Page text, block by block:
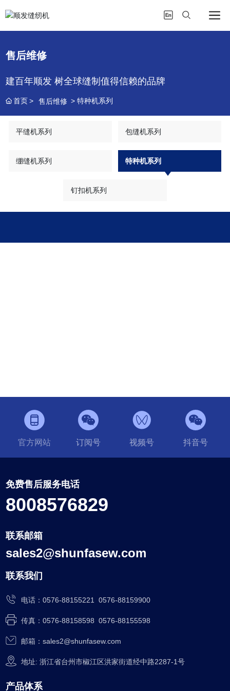
售后维修
建百年顺发 树全球缝制值得信赖的品牌
首页 售后维修 特种机系列
平缝机系列 包缝机系列
绷缝机系列 特种机系列
钉扣机系列
官方网站 订阅号 视频号 抖音号
免费售后服务电话
8008576829
联系邮箱
sales2@shunfasew.com
联系我们
电话：0576-88155221 0576-88159900
传真：0576-88158598 0576-88155598
邮箱：sales2@shunfasew.com
地址: 浙江省台州市椒江区洪家街道经中路2287-1号
产品体系